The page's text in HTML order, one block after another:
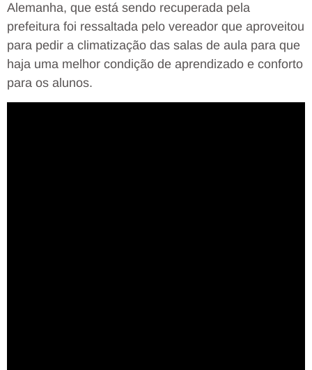
Alemanha, que está sendo recuperada pela
prefeitura foi ressaltada pelo vereador que aproveitou
para pedir a climatização das salas de aula para que
haja uma melhor condição de aprendizado e conforto
para os alunos.